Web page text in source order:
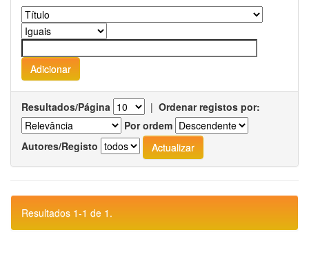
Resultados/Página | Ordenar registos por:
Por ordem
Autores/Registo
Resultados 1-1 de 1.